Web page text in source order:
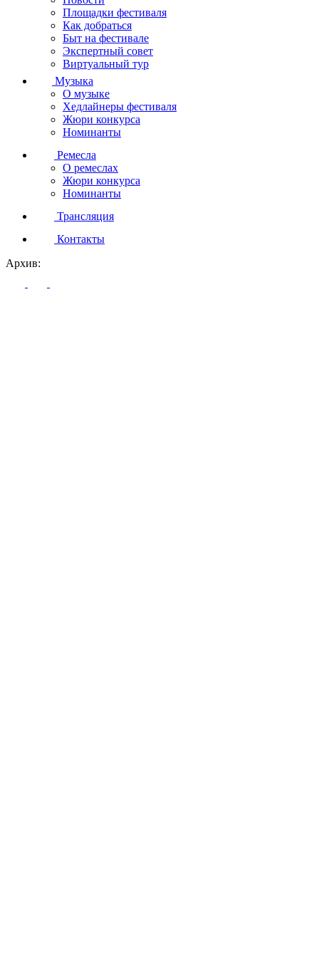
Площадки фестиваля
Как добраться
Быт на фестивале
Экспертный совет
Виртуальный тур
Музыка
О музыке
Хедлайнеры фестиваля
Жюри конкурса
Номинанты
Ремесла
О ремеслах
Жюри конкурса
Номинанты
Трансляция
Контакты
Архив: